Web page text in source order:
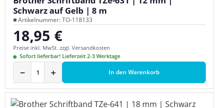
Schwarz auf Gelb | 8 m
■ Artikelnummer: TO-118133
Regulärer Preis:
18,95 €
Preise inkl. MwSt. zzgl. Versandkosten
Sofort lieferbar! Lieferzeit 2-3 Werktage
− + In den Warenkorb